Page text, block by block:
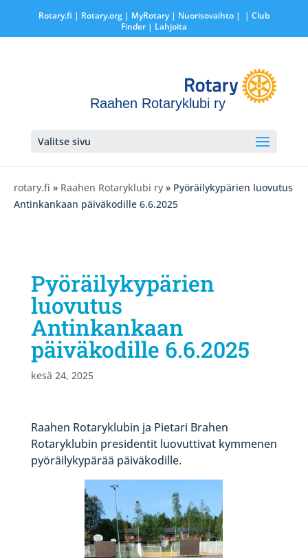
Rotary.fi | Rotary.org| MyRotary | Nuorisovaihto|
| Club
Finder| Lahjoita
Raahen Rotaryklubi ry
Valitse sivu
rotary.fi » Raahen Rotaryklubi ry » Pyöräilykypärien luovutus
Antinkankaan päiväkodille 6.6.2025
Pyöräilykypärien
luovutus
Antinkankaan
päiväkodille 6.6.2025
kesä 24, 2025
Raahen Rotaryklubin ja Pietari Brahen
Rotaryklubin presidentit luovuttivat kymmenen
pyöräilykypärää päiväkodille.